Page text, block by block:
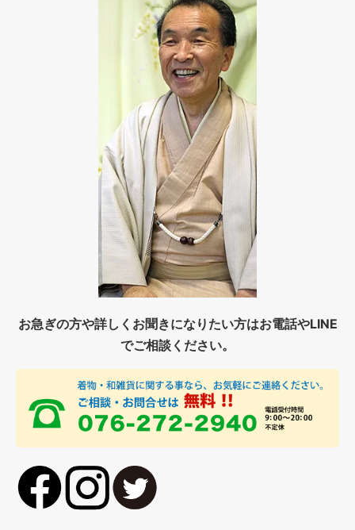
お急ぎの方や詳しくお聞きになりたい方はお電話やLINE
でご相談ください。